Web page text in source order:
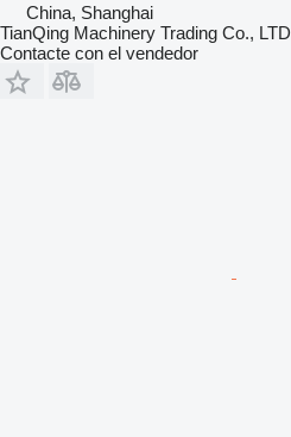
China, Shanghai
TianQing Machinery Trading Co., LTD
Contacte con el vendedor